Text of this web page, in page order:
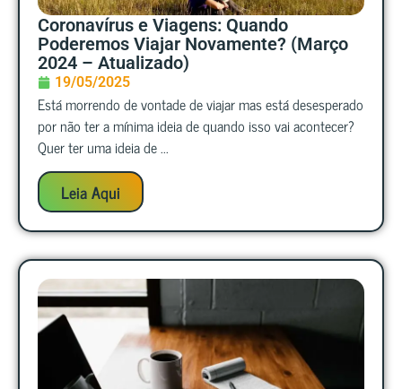
Coronavírus e Viagens: Quando
Poderemos Viajar Novamente? (Março
2024 – Atualizado)
19/05/2025
Está morrendo de vontade de viajar mas está desesperado
por não ter a mínima ideia de quando isso vai acontecer?
Quer ter uma ideia de ...
Leia Aqui